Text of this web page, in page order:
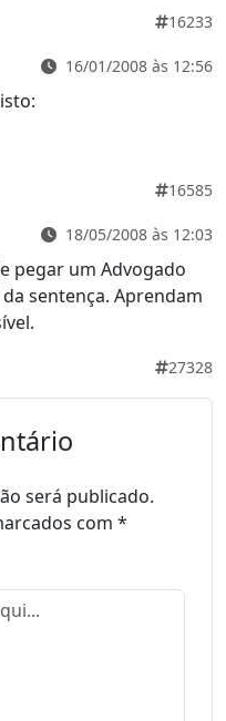
16233
16/01/2008 às 12:56
16585
18/05/2008 às 12:03
pegar um Advogado
sentença. Aprendam
27328
será publicado.
com *